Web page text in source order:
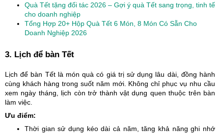
Quà Tết tặng đối tác 2026 – Gợi ý quà Tết sang trọng, tinh tế
cho doanh nghiệp
Tổng Hợp 20+ Hộp Quà Tết 6 Món, 8 Món Có Sẵn Cho
Doanh Nghiệp 2026
3. Lịch để bàn Tết
Lịch để bàn Tết là món quà có giá trị sử dụng lâu dài, đồng hành
cùng khách hàng trong suốt năm mới. Không chỉ phục vụ nhu cầu
xem ngày tháng, lịch còn trở thành vật dụng quen thuộc trên bàn
làm việc.
Ưu điểm:
Thời gian sử dụng kéo dài cả năm, tăng khả năng ghi nhớ